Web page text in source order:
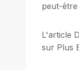
peut-
L'article
sur Plus